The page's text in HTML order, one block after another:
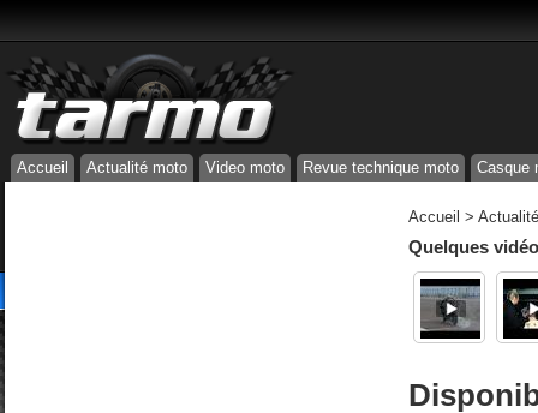
Accueil Actualité moto Video moto Revue technique moto Casque
Accueil >
Quelques